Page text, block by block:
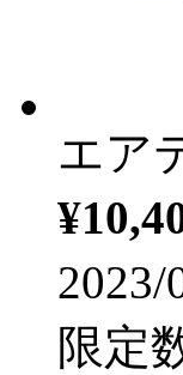
エア
2023/
限定